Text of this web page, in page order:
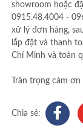
showroom hoặc
0915.48.4004 -
xử lý đơn hàng,
lắp đặt và thanh
Chí Minh và toàn
Trân trọng cảm
Chia sẻ: